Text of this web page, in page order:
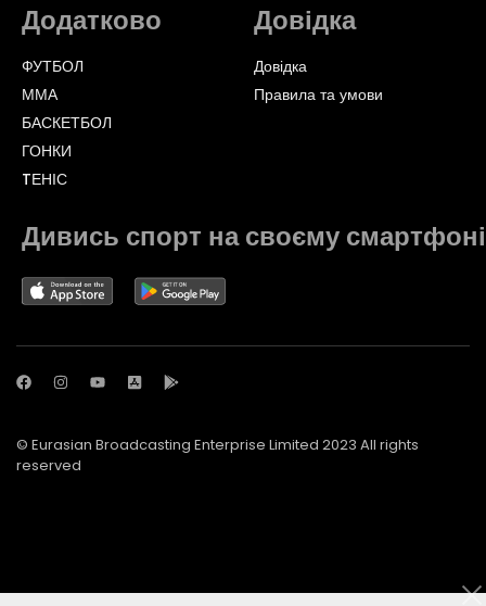
Додатково
ФУТБОЛ
ММА
БАСКЕТБОЛ
ГОНКИ
TЕНІС
Довідка
Довідка
Правила та умови
Дивись спорт на своєму смартфоні
© Eurasian Broadcasting Enterprise Limited 2023 All rights
reserved